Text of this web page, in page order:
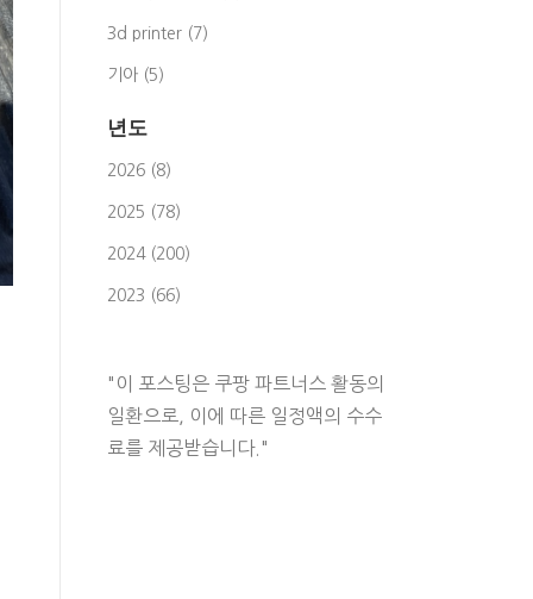
3d printer (7)
기아 (5)
년도
2026 (8)
2025 (78)
2024 (200)
2023 (66)
"이 포스팅은 쿠팡 파트너스 활동의
일환으로, 이에 따른 일정액의 수수
료를 제공받습니다."